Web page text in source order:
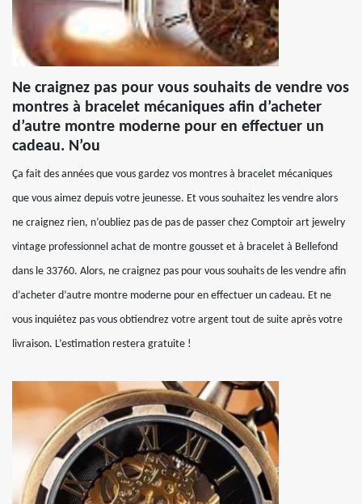
Ne craignez pas pour vous souhaits de vendre vos
montres à bracelet mécaniques afin d’acheter
d’autre montre moderne pour en effectuer un
cadeau. N’ou
Ça fait des années que vous gardez vos montres à bracelet mécaniques
que vous aimez depuis votre jeunesse. Et vous souhaitez les vendre alors
ne craignez rien, n’oubliez pas de pas de passer chez Comptoir art jewelry
vintage professionnel achat de montre gousset et à bracelet à Bellefond
dans le 33760. Alors, ne craignez pas pour vous souhaits de les vendre afin
d’acheter d’autre montre moderne pour en effectuer un cadeau. Et ne
vous inquiétez pas vous obtiendrez votre argent tout de suite après votre
livraison. L’estimation restera gratuite !